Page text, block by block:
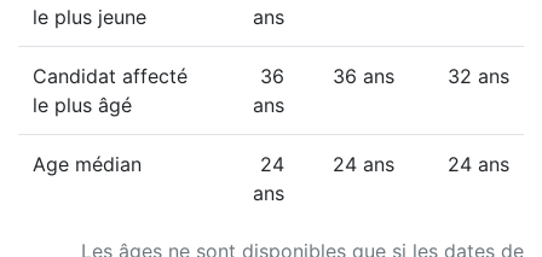
Les âges ne sont disponibles que si les dates de
le plus jeune
ans
Candidat affecté
le plus âgé
36
ans
36 ans 32 ans
Age médian
24
ans
24 ans 24 ans